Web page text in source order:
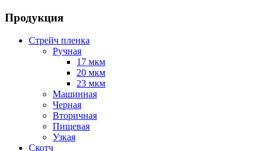
Продукция
Стрейч пленка
Ручная
17 мкм
20 мкм
23 мкм
Машинная
Черная
Вторичная
Пищевая
Узкая
Скотч